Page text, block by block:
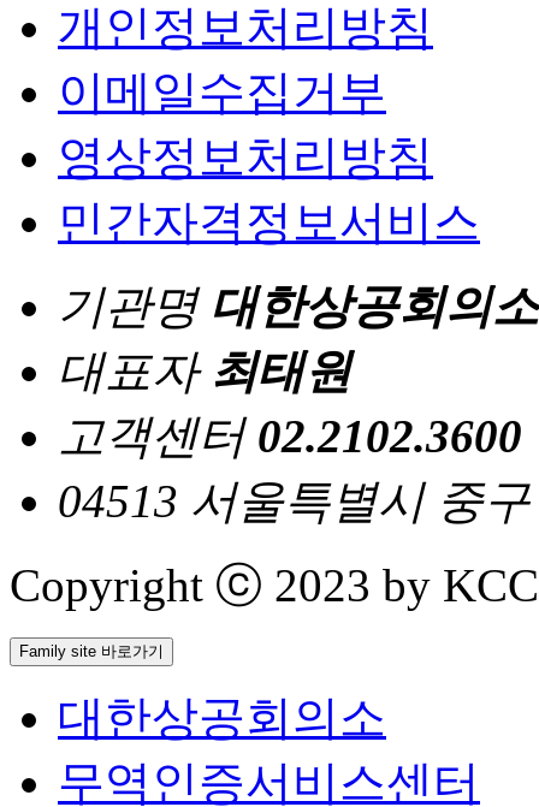
개인정보처리방침
이메일수집거부
영상정보처리방침
민간자격정보서비스
기관명 대한상공회의소
대표자 최태원
고객센터 02.2102.3600
04513 서울특별시 중
Copyright ⓒ 2023 by
Family site 바로가기
대한상공회의소
무역인증서비스센터